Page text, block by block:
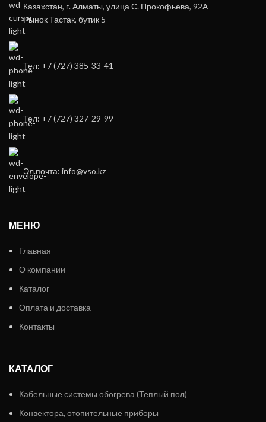
Казахстан, г. Алматы, улица С. Прокофьева, 92А
Рынок Тастак, бутик 5
Тел: +7 (727) 385-33-41
Тел: +7 (727) 327-29-99
Эл.почта: info@vso.kz
МЕНЮ
Главная
О компании
Каталог
Оплата и доставка
Контакты
КАТАЛОГ
Кабельные системы обогрева (Теплый пол)
Конвектора, отопительные приборы